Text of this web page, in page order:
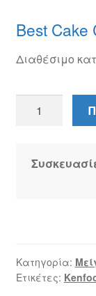
Πολιτική
Τρόποι
Best Cake
Διαθέσιμο
Cake
Κατηγορία:
Ετικέτες: